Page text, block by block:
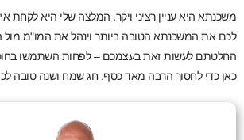
משכנתא היא עניין רציני ויקר. המלצה שלי היא לקחת
לכם את המשכנתא הטובה ביותר וינהל את המו"מ מול
החלטתם לעשות זאת בעצמכם – לפחות השתמשו
כאן כדי לחסוך הרבה מאד כסף. חג שמח ושנה טובה